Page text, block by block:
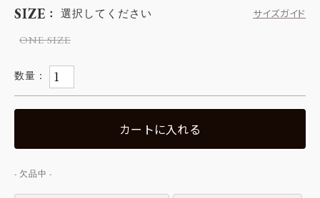
SIZE 選択してください
サイズガイド
ONE SIZE
カートに入れる